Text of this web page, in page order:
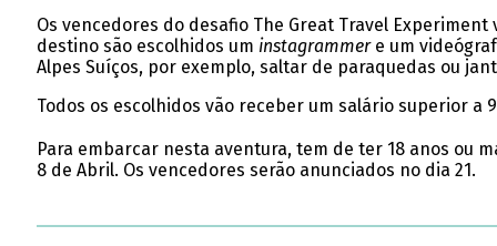
Os vencedores do desafio The Great Travel
destino são escolhidos um instagrammere um
Alpes Suíços, por exemplo, saltar de paraquedas ou
Todos os escolhidos vão receber um salário superior a
Para embarcar nesta aventura, tem de ter 18 anos ou
8 de Abril. Os vencedores serão anunciados no dia 21.